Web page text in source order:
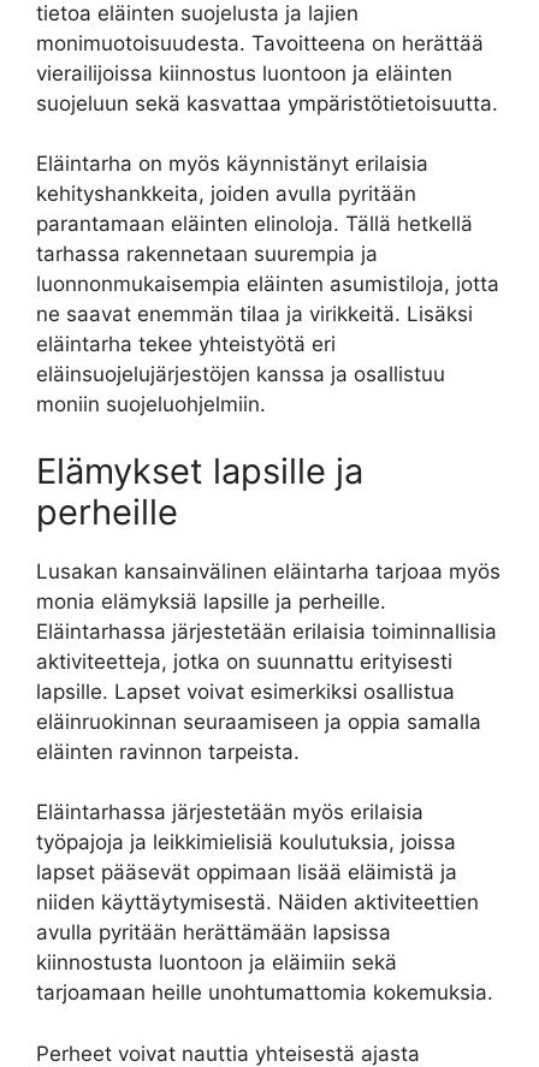
tietoa eläinten suojelusta ja lajien
monimuotoisuudesta. Tavoitteena on herättää
vierailijoissa kiinnostus luontoon ja eläinten
suojeluun sekä kasvattaa ympäristötietoisuutta.
Eläintarha on myös käynnistänyt erilaisia
kehityshankkeita, joiden avulla pyritään
parantamaan eläinten elinoloja. Tällä hetkellä
tarhassa rakennetaan suurempia ja
luonnonmukaisempia eläinten asumistiloja, jotta
ne saavat enemmän tilaa ja virikkeitä. Lisäksi
eläintarha tekee yhteistyötä eri
eläinsuojelujärjestöjen kanssa ja osallistuu
moniin suojeluohjelmiin.
Elämykset lapsille ja
perheille
Lusakan kansainvälinen eläintarha tarjoaa myös
monia elämyksiä lapsille ja perheille.
Eläintarhassa järjestetään erilaisia toiminnallisia
aktiviteetteja, jotka on suunnattu erityisesti
lapsille. Lapset voivat esimerkiksi osallistua
eläinruokinnan seuraamiseen ja oppia samalla
eläinten ravinnon tarpeista.
Eläintarhassa järjestetään myös erilaisia
työpajoja ja leikkimielisiä koulutuksia, joissa
lapset pääsevät oppimaan lisää eläimistä ja
niiden käyttäytymisestä. Näiden aktiviteettien
avulla pyritään herättämään lapsissa
kiinnostusta luontoon ja eläimiin sekä
tarjoamaan heille unohtumattomia kokemuksia.
Perheet voivat nauttia yhteisestä ajasta